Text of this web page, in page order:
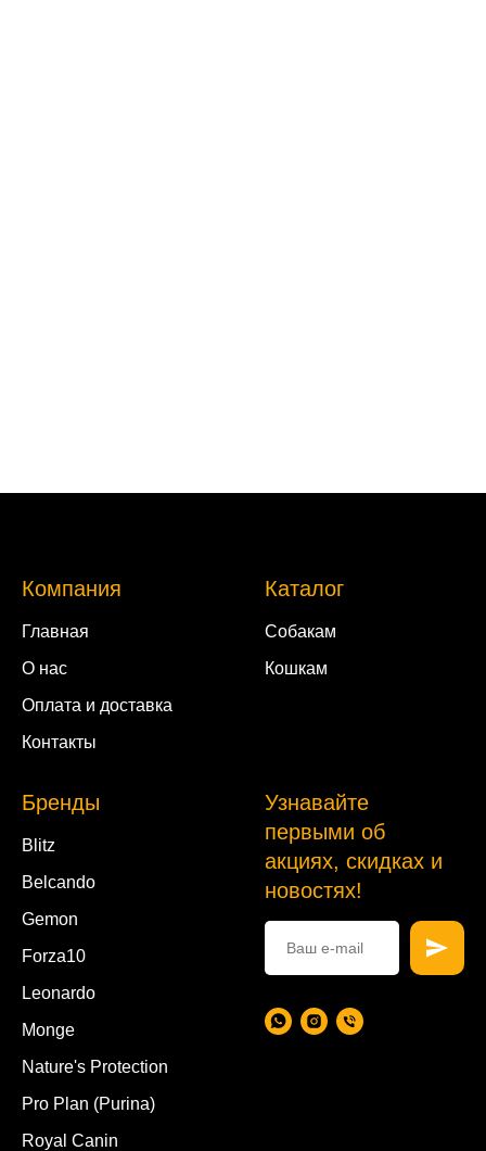
Компания
Главная
О нас
Оплата и доставка
Контакты
Каталог
Собакам
Кошкам
Бренды
Blitz
Belcando
Gemon
Forza10
Leonardo
Monge
Nature's Protection
Pro Plan (Purina)
Royal Canin
Узнавайте
первыми об
акциях, скидках и
новостях!